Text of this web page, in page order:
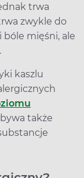
trwa
zwykle do
bóle mięśni, ale
kaszlu
także